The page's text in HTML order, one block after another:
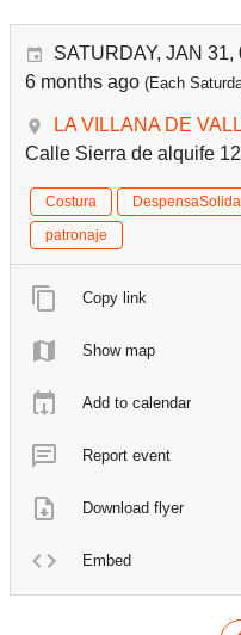
SATURDAY, JAN 31,
6 months ago (Each
LA VILLANA DE
Calle Sierra de alquife 12
Costura
patronaje
Copy link
Show map
Add to calendar
Report event
Download flyer
Embed